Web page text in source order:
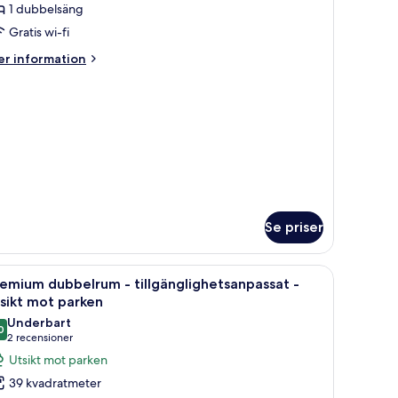
1 dubbelsäng
Gratis wi-fi
information
Se priser
och utsikt över solnedgången över vattnet, en avlägsen stadsbild
Ett modernt hotellrum med en stor säng,
7
dubbelrum - tillgänglighetsanpassat -
mot parken
av 10
Underbart
2 recensioner
(2 recensioner)
Utsikt mot parken
39 kvadratmeter